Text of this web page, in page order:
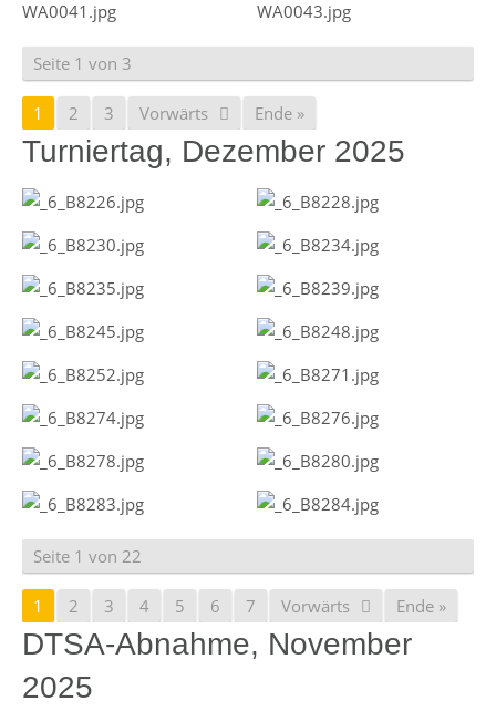
Seite 1 von 3
1 2 3 Vorwärts Ende »
Turniertag, Dezember 2025
Seite 1 von 22
1 2 3 4 5 6 7 Vorwärts Ende »
DTSA-Abnahme, November
2025